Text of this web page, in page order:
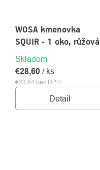
WOSA kmenovka
SQUIR - 1 oko, růžová
Skladom
€23,64 bez DPH
€28,60 / ks
Detail